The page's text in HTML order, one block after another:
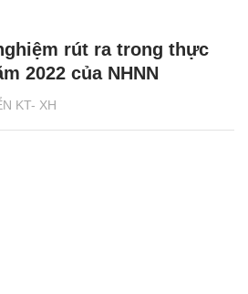
KT- XH
rút ra trong thực
2022 của NHNN